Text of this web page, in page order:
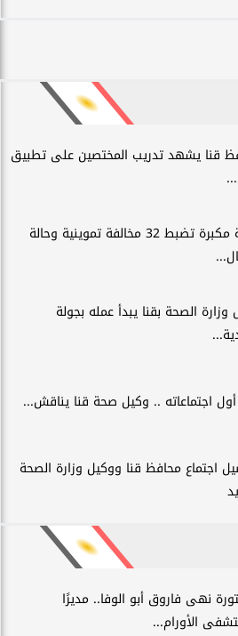
قنا يشهد تدريب المختصين على تطبيق
حملة مكبرة تضبط 32 مخالفة تموينية وحالة
وزارة الصحة بقنا يبدأ عمله بجولة
اجتماعاته .. وكيل صحة قنا يناقش...
اجتماع محافظ قنا ووكيل وزارة الصحة
نهى فاروق أبو الوفا.. مديرًا
الأورام...